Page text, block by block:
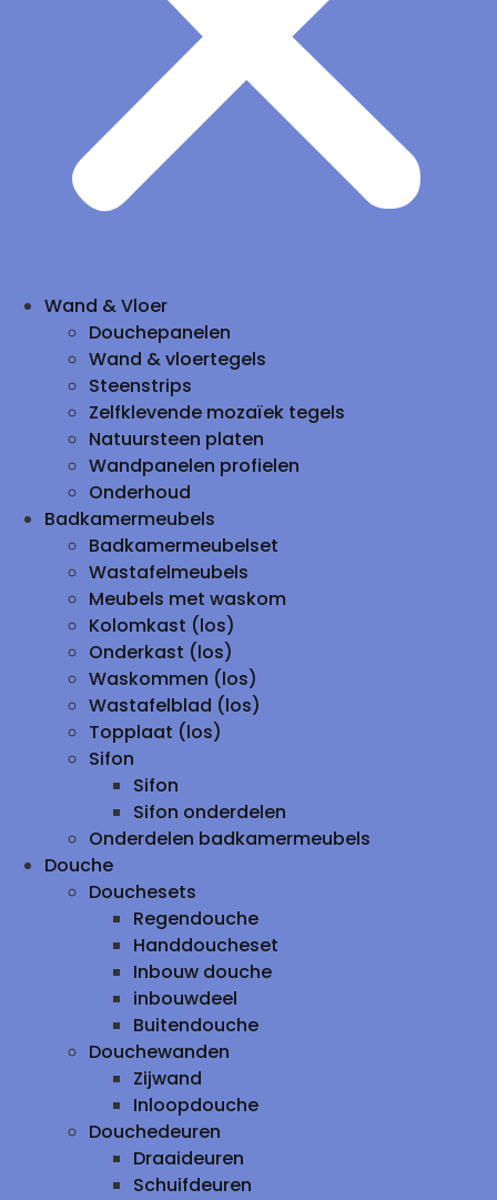
Wand & Vloer
Douchepanelen
Wand & vloertegels
Steenstrips
Zelfklevende mozaïek tegels
Natuursteen platen
Wandpanelen profielen
Onderhoud
Badkamermeubels
Badkamermeubelset
Wastafelmeubels
Meubels met waskom
Kolomkast (los)
Onderkast (los)
Waskommen (los)
Wastafelblad (los)
Topplaat (los)
Sifon
Sifon
Sifon onderdelen
Onderdelen badkamermeubels
Douche
Douchesets
Regendouche
Handdoucheset
Inbouw douche
inbouwdeel
Buitendouche
Douchewanden
Zijwand
Inloopdouche
Douchedeuren
Draaideuren
Schuifdeuren